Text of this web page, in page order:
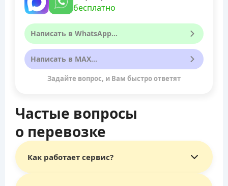
Частые вопросы
о перевозке
бесплатно
Написать в WhatsApp...
Написать в MAX...
Задайте вопрос, и Вам быстро ответят
Как работает сервис?